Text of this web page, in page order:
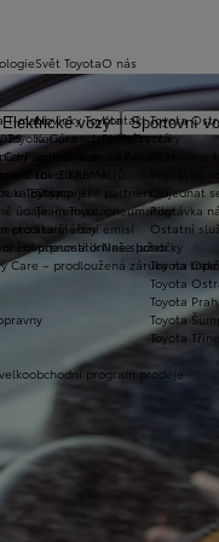
Elektrické vozy Sportovní
zimních kol
na rok ZDARMA
Extracare
pro starší vozy
pneumatik
Care – prodloužená záruka na
program prodeje
T-mate
Toyota Connected/MyToyota
a Android Auto™
e-Call
u Toyoty
údaje – emise, pneumatiky
metodika měření emisí
dosutpnosti online služeb
Svět Toyota
Novinky Toyota
Kariéra
Výtvarná soutěž Auto Snů
Lovci Kilometrů
Olympijské partnerství
Team Toyota
O nás
Kontakt Toyota
Pro zákazníky
Rezervace
Poptávka
Objednat
Poptávka
Ostatní
Naše pobočky
Toyota
Toyota
Toyota
Toyota
Toyota